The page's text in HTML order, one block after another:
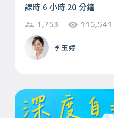
課時 6 小時 20 分鐘
1,753 116,541
李玉婷